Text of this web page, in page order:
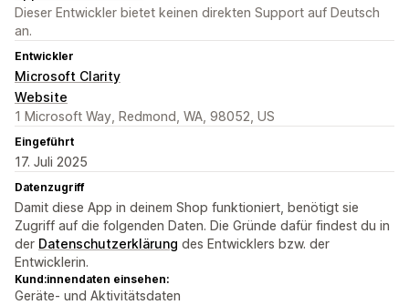
Dieser Entwickler bietet keinen direkten Support auf Deutsch
an.
Entwickler
Microsoft Clarity
Website
1 Microsoft Way, Redmond, WA, 98052, US
Eingeführt
17. Juli 2025
Datenzugriff
Damit diese App in deinem Shop funktioniert, benötigt sie
Zugriff auf die folgenden Daten. Die Gründe dafür findest du in
der Datenschutzerklärung des Entwicklers bzw. der
Entwicklerin.
Kund:innendaten einsehen:
Geräte- und Aktivitätsdaten